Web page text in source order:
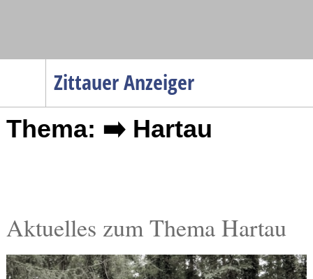
Zittauer Anzeiger
Menüpunkte
Startseite
Verkehr
Gesundheit
Thema: ➡️ Hartau
Aktuelles zum Thema Hartau